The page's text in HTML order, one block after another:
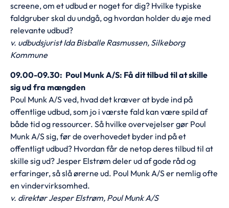
screene, om et udbud er noget for dig? Hvilke typiske
faldgruber skal du undgå, og hvordan holder du øje med
relevante udbud?
v. udbudsjurist Ida Bisballe Rasmussen, Silkeborg
Kommune
09.00-09.30: Poul Munk A/S: Få dit tilbud til at skille
sig ud fra mængden
Poul Munk A/S ved, hvad det kræver at byde ind på
offentlige udbud, som jo i værste fald kan være spild af
både tid og ressourcer. Så hvilke overvejelser gør Poul
Munk A/S sig, før de overhovedet byder ind på et
offentligt udbud? Hvordan får de netop deres tilbud til at
skille sig ud? Jesper Elstrøm deler ud af gode råd og
erfaringer, så slå ørerne ud. Poul Munk A/S er nemlig ofte
en vindervirksomhed.
v. direktør Jesper Elstrøm, Poul Munk A/S